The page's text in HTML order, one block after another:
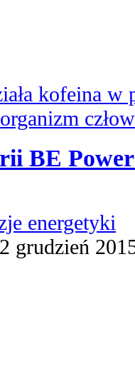
kofeina w
BE
energetyki
grudzień